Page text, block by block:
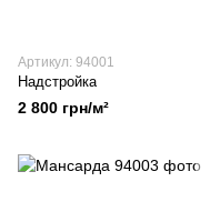
Артикул: 94001
Надстройка
2 800 грн/м²